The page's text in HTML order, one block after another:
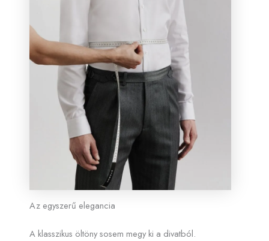
Az egyszerű elegancia
A klasszikus öltöny sosem megy ki a divatból.